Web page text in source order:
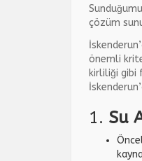
çözüm
önemli
kirliliği gibi
1. Su